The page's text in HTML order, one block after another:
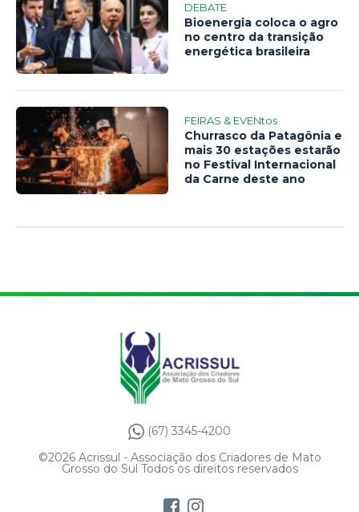
DEBATE
Bioenergia coloca o agro
no centro da transição
energética brasileira
FEIRAS & EVENtos
Churrasco da Patagônia e
mais 30 estações estarão
no Festival Internacional
da Carne deste ano
(67) 3345-4200
©2026 Acrissul - Associação dos Criadores de Mato
Grosso do Sul Todos os direitos reservados